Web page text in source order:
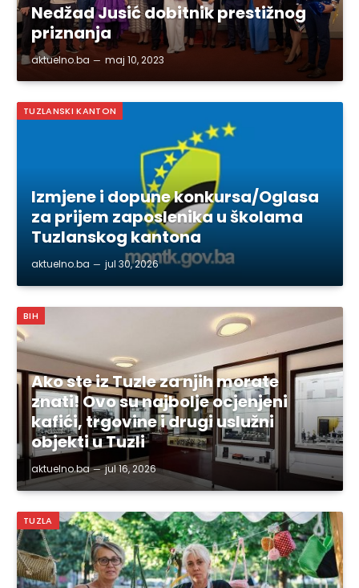
Nedžad Jusić dobitnik prestižnog
priznanja
aktuelno.ba maj 10, 2023
TUZLANSKI KANTON
Izmjene i dopune konkursa/Oglasa
za prijem zaposlenika u školama
Tuzlanskog kantona
aktuelno.ba jul 30, 2026
BIH
Ako ste iz Tuzle za njih morate
znati! Ovo su najbolje ocjenjeni
kafići, trgovine i drugi uslužni
objekti u Tuzli
aktuelno.ba jul 16, 2026
TUZLA